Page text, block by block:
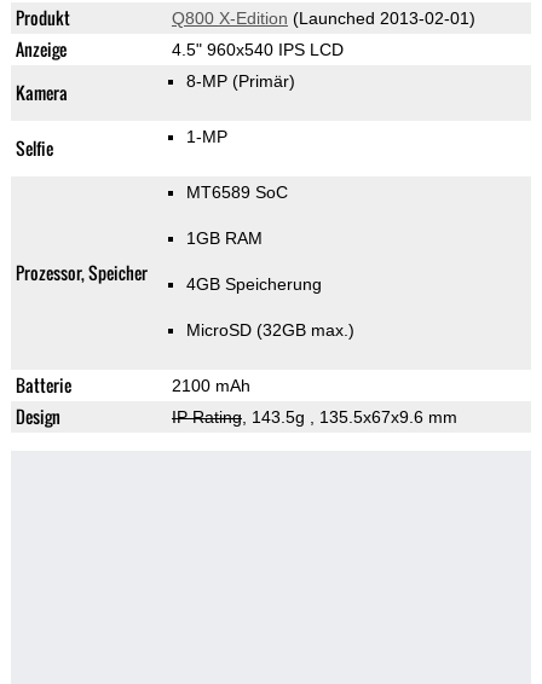
Produkt Q800 X-Edition (Launched 2013-02-01)
Anzeige 4.5" 960x540 IPS LCD
Kamera 8-MP (Primär)
Selfie 1-MP
Prozessor, Speicher
MT6589 SoC
1GB RAM
4GB Speicherung
MicroSD (32GB max.)
Batterie 2100 mAh
Design IP Rating, 143.5g , 135.5x67x9.6 mm